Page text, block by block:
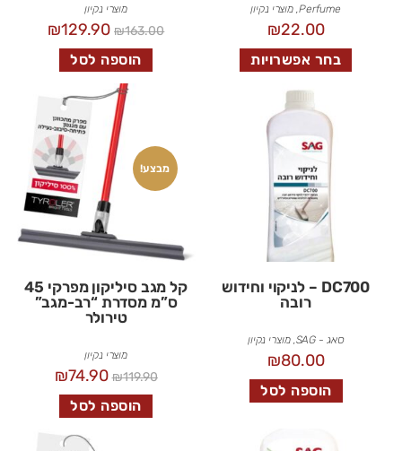
Perfume
, מוצרי נקיון
₪22.00
בחר אפשרויות
מוצרי נקיון
₪163.00
₪129.90
הוספה לסל
DC700 – לניקוי וחידוש
רובה
סאג - SAG ,מוצרי נקיון
₪80.00
הוספה לסל
מבצע!
קל מגב סיליקון מפרקי 45
ס”מ מסדרת “רב-מגב”
טירולר
מוצרי נקיון
₪119.90
₪74.90
הוספה לסל